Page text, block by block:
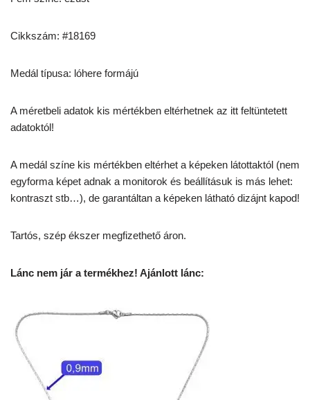
Cikkszám: #18169
Medál típusa: lóhere formájú
A méretbeli adatok kis mértékben eltérhetnek az itt feltüntetett
adatoktól!
A medál színe kis mértékben eltérhet a képeken látottaktól (nem
egyforma képet adnak a monitorok és beállításuk is más lehet:
kontraszt stb…), de garantáltan a képeken látható dizájnt kapod!
Tartós, szép ékszer megfizethető áron.
Lánc nem jár a termékhez! Ajánlott lánc: